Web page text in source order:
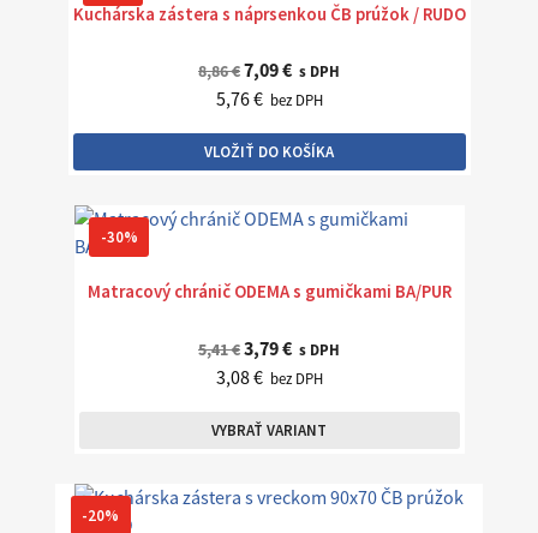
Kuchárska zástera s náprsenkou ČB prúžok / RUDO
8,86 €7,09 € s DPH
5,76 € bez DPH
VLOŽIŤ DO KOŠÍKA
Matracový chránič ODEMA s gumičkami BA/PUR
5,41 €3,79 € s DPH
3,08 € bez DPH
VYBRAŤ VARIANT
-30%
-20%